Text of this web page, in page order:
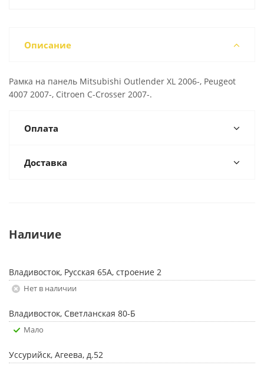
Описание
Рамка на панель Mitsubishi Outlender XL 2006-, Peugeot
4007 2007-, Citroen C-Crosser 2007-.
Оплата
Доставка
Наличие
Владивосток, Русская 65А, строение 2
Нет в наличии
Владивосток, Светланская 80-Б
Мало
Уссурийск, Агеева, д.52